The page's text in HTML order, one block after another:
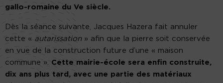
gallo-romaine du Ve siècle.
Dès la séance suivante, Jacques Hazera fait annuler
cette « autarissation» afin que la pierre soit conservée
en vue de la construction future d’une « maison
commune ». Cette mairie-école sera enfin construite,
dix ans plus tard, avec une partie des matériaux